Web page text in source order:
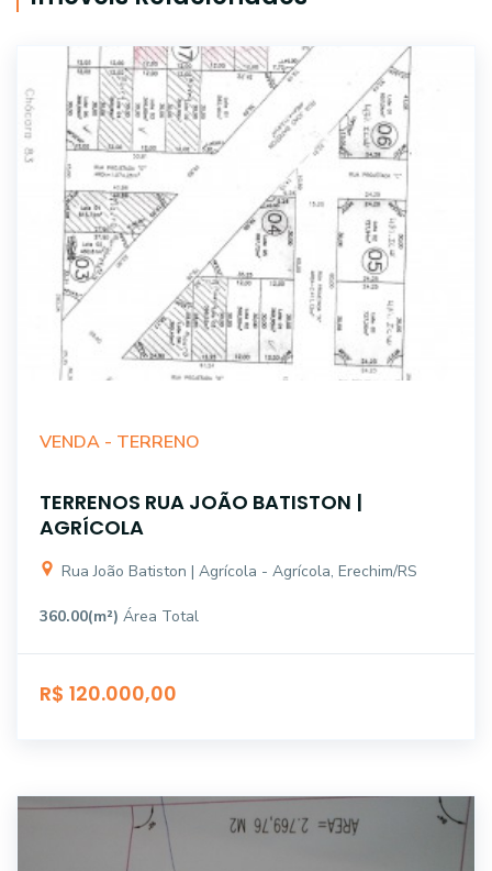
VENDA - TERRENO
TERRENOS RUA JOÃO BATISTON |
AGRÍCOLA
Rua João Batiston | Agrícola - Agrícola, Erechim/RS
360.00(m²) Área Total
R$ 120.000,00